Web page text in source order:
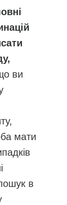
ви
мати
в